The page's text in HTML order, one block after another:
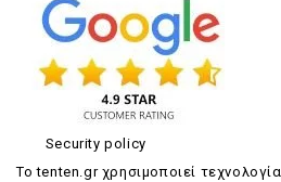
Security policy
Το tenten.gr χρησιμοποιεί